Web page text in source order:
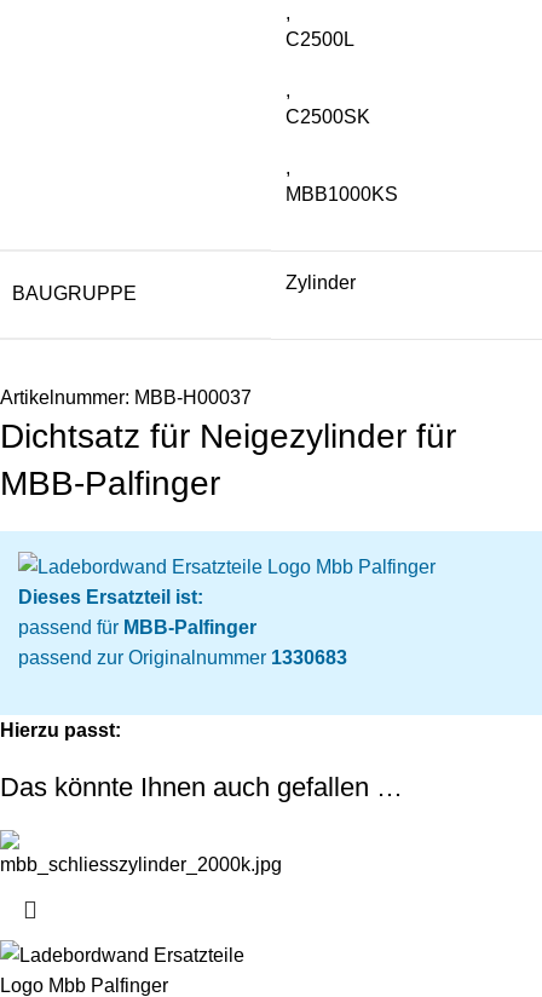
,
C2500L
,
C2500SK
,
MBB1000KS
BAUGRUPPE
Zylinder
Artikelnummer: MBB-H00037
Dichtsatz für Neigezylinder für
MBB-Palfinger
Dieses Ersatzteil ist:
passend für MBB-Palfinger
passend zur Originalnummer 1330683
Hierzu passt:
Das könnte Ihnen auch gefallen …